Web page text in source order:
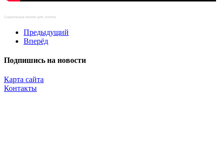
Социальные кнопки для Joomla
Предыдущий
Вперёд
Подпишись на новости
Карта сайта
Контакты